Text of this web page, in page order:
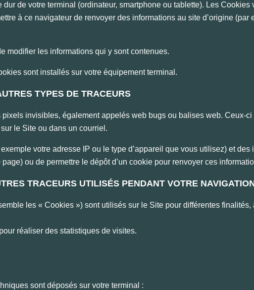
de votre terminal (ordinateur, smartphone ou tablette). Les Cookies
à ce navigateur de renvoyer des informations au site d’origine (par
modifier les informations qui y sont contenues.
sont installés sur votre équipement terminal.
TYPES DE TRACEURS
invisibles, également appelés web bugs ou balises web. Ceux-
le Site ou dans un courriel.
votre adresse IP ou le type d’appareil que vous utilisez) et des
ou de permettre le dépôt d’un cookie pour renvoyer ces
TRACEURS UTILISÉS PENDANT VOTRE
les « Cookies ») sont utilisés sur le Site pour différentes
réaliser des statistiques de visites.
sont déposés sur votre terminal :